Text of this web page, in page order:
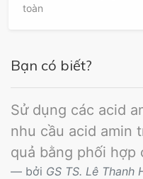
toàn
Bạn có biết?
Sử dụng các acid
nhu cầu acid amin
quả bằng phối hợp
bởi GS TS. Lê Thanh